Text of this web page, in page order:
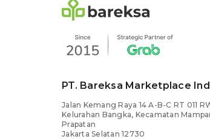
PT. Bareksa Marketplace
Jalan Kemang Raya 14 A-B-C RT 011
Kelurahan Bangka, Kecamatan
Prapatan
Jakarta Selatan 12730